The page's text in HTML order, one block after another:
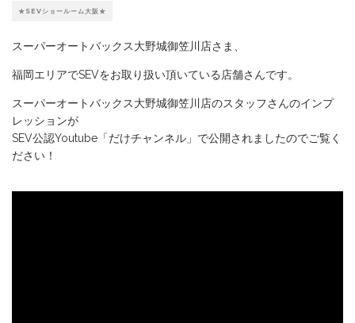
★SEVショールーム大阪★
スーパーオートバックス大野城御笠川店さま、
福岡エリアでSEVをお取り扱い頂いている店舗さんです。
スーパーオートバックス大野城御笠川店のスタッフさんのインプ
レッションが
SEV公認Youtube「だけチャンネル」で公開されましたのでご覧く
ださい！